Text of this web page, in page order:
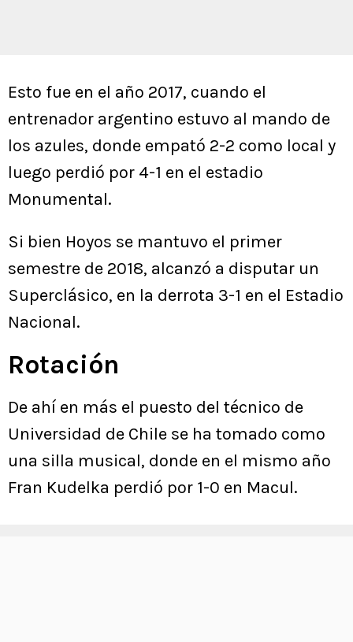
Esto fue en el año 2017, cuando el
entrenador argentino estuvo al mando de
los azules, donde empató 2-2 como local y
luego perdió por 4-1 en el estadio
Monumental.
Si bien Hoyos se mantuvo el primer
semestre de 2018, alcanzó a disputar un
Superclásico, en la derrota 3-1 en el Estadio
Nacional.
Rotación
De ahí en más el puesto del técnico de
Universidad de Chile se ha tomado como
una silla musical, donde en el mismo año
Fran Kudelka perdió por 1-0 en Macul.